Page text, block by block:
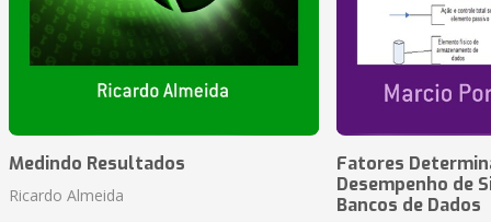
Medindo Resultados
Ricardo Almeida
Fatores
Desempenho de
Bancos de Dados